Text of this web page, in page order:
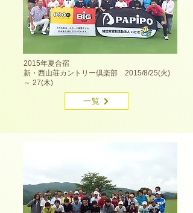
2015年夏合宿
新・西山荘カントリー倶楽部 2015/8/25(火)
～ 27(木)
一覧